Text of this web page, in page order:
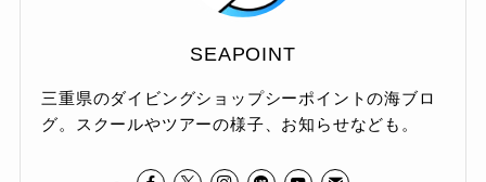
SEAPOINT
三重県のダイビングショップシーポイントの海ブロ
グ。スクールやツアーの様子、お知らせなども。